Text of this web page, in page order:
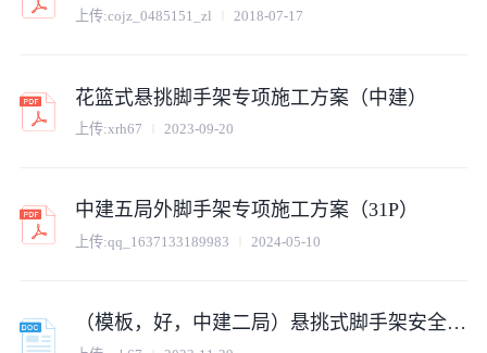
上传:cojz_0485151_zl 2018-07-17
花篮式悬挑脚手架专项施工方案（中建）
上传:xrh67 2023-09-20
中建五局外脚手架专项施工方案（31P）
上传:qq_1637133189983 2024-05-10
（模板，好，中建二局）悬挑式脚手架安全专项施工方案